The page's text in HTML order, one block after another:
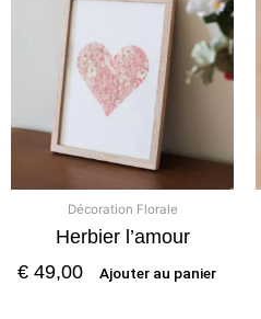
Décoration Florale
Herbier l’amour
€ 49,00 Ajouter au panier